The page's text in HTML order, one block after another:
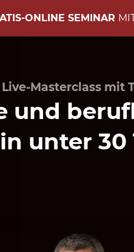
ONLINE SEMINAR
Masterclass mit
und
in unter 30